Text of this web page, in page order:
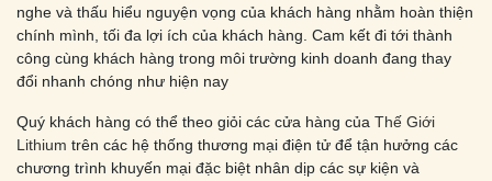
nghe và thấu hiểu nguyện vọng của khách hàng nhằm hoàn thiện
chính mình, tối đa lợi ích của khách hàng. Cam kết đi tới thành
công cùng khách hàng trong môi trường kinh doanh đang thay
đổi nhanh chóng như hiện nay
Quý khách hàng có thể theo giỏi các cửa hàng của Thế Giới
Lithium trên các hệ thống thương mại điện tử để tận hưởng các
chương trình khuyến mại đặc biệt nhân dịp các sự kiện và